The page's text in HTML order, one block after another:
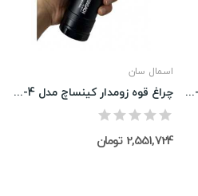
اسمال سان
چراغ قوه زومدار کینساچ مدل Ks-902-4
2,551,724 تومان
چراغ قوه اسمال سان مدل ZY-T271